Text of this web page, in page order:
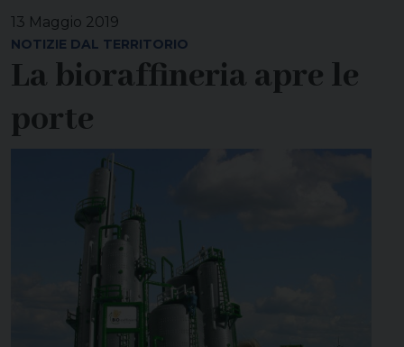
13 Maggio 2019
NOTIZIE DAL TERRITORIO
La bioraffineria apre le
porte